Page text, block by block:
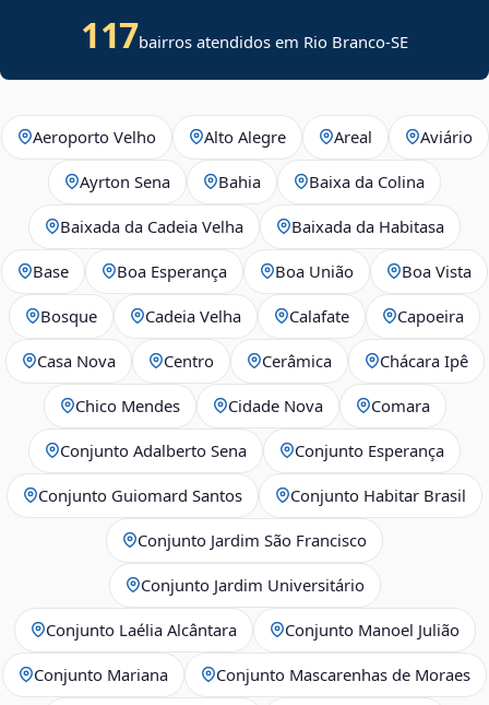
117bairros atendidos em Rio Branco-SE
Aeroporto Velho Alto Alegre Areal Aviário
Ayrton Sena Bahia Baixa da Colina
Baixada da Cadeia Velha Baixada da Habitasa
Base Boa Esperança Boa União Boa Vista
Bosque Cadeia Velha Calafate Capoeira
Casa Nova Centro Cerâmica Chácara Ipê
Chico Mendes Cidade Nova Comara
Conjunto Adalberto Sena Conjunto Esperança
Conjunto Guiomard Santos Conjunto Habitar Brasil
Conjunto Jardim São Francisco
Conjunto Jardim Universitário
Conjunto Laélia Alcântara Conjunto Manoel Julião
Conjunto Mariana Conjunto Mascarenhas de Moraes